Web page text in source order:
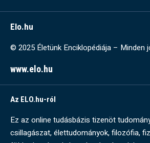
Elo.hu
© 2025 Életünk Enciklopédiája – Minden
www.elo.hu
Az ELO.hu-ról
Ez az online tudásbázis tizenöt
csillagászat, élettudományok, filozófia,